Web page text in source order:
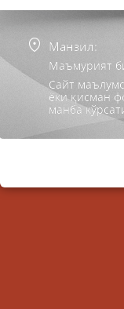
Манзил:
Маъмурият
Сайт
ёки қисман
манба